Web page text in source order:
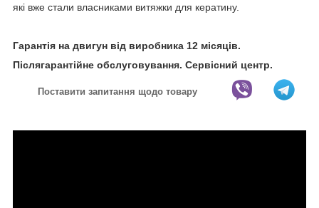
які вже стали власниками витяжки для кератину.
Гарантія на двигун від виробника 12 місяців.
Післягарантійне обслуговування. Сервісний центр.
Поставити запитання щодо товару